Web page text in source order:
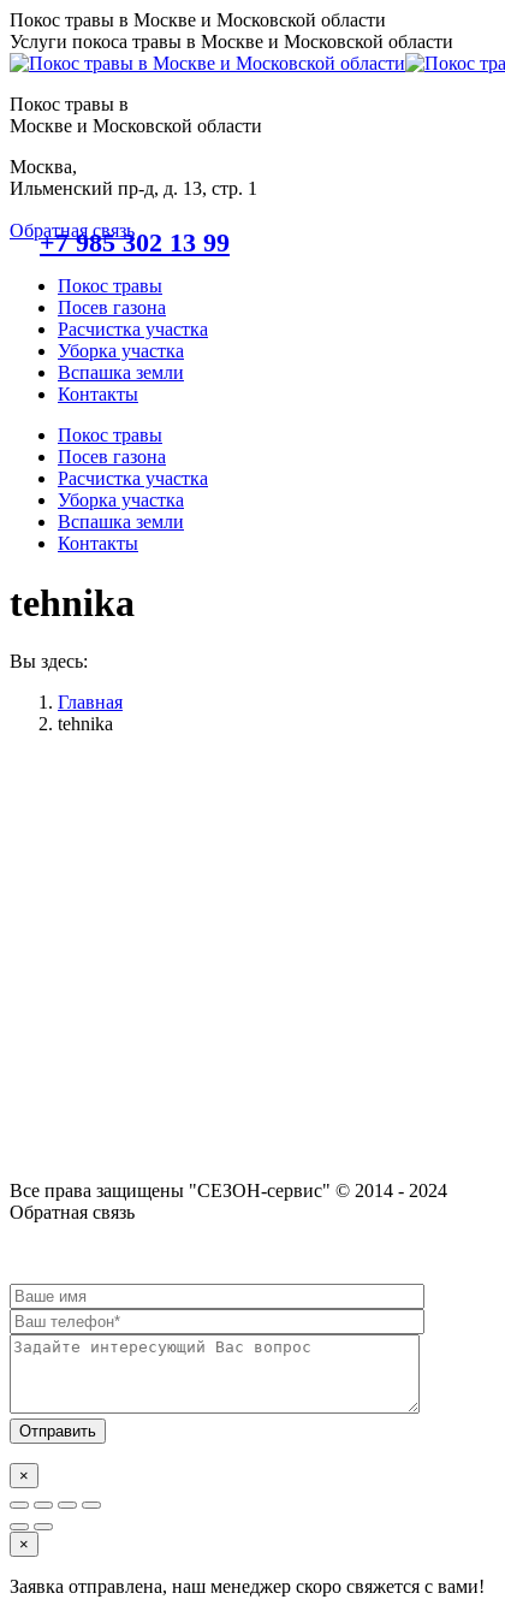
Перейти
к
содержанию
Покос травы в Москве и Московской области
Услуги покоса травы в Москве и Московской области
Покос травы в
Москве и Московской области
Москва,
Ильменский пр-д, д. 13, стр. 1
Обратная связь
+7 985 302 13 99
Покос травы
Посев газона
Расчистка участка
Уборка участка
Вспашка земли
Контакты
Покос травы
Посев газона
Расчистка участка
Уборка участка
Вспашка земли
Контакты
tehnika
Вы здесь:
Главная
tehnika
Все права защищены "СЕЗОН-сервис" © 2014 - 2024
Вверх
Обратная связь
×
×
Заявка отправлена, наш менеджер скоро свяжется с вами!